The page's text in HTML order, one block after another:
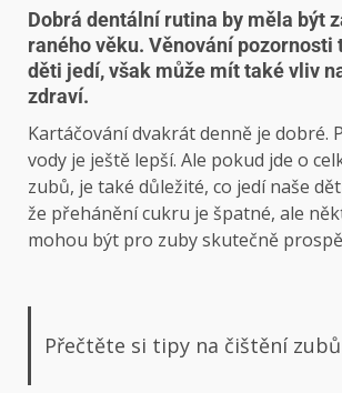
Dobrá dentální rutina by měla být
raného věku. Věnování pozornosti
děti jedí, však může mít také vliv
zdraví.
Kartáčování dvakrát denně je dobré.
vody je ještě lepší. Ale pokud jde o
zubů, je také důležité, co jedí naše
že přehánění cukru je špatné, ale
mohou být pro zuby skutečně
Přečtěte si tipy na čištění zubů